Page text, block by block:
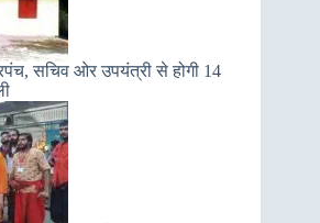
सचिव ओर उपयंत्री से होगी 14